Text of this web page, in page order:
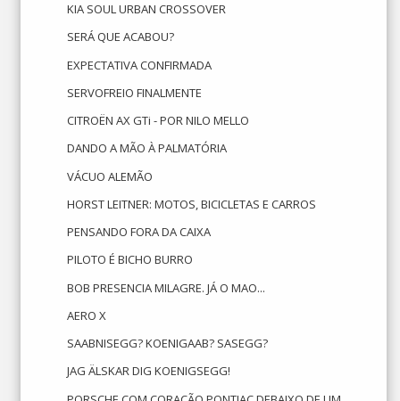
KIA SOUL URBAN CROSSOVER
SERÁ QUE ACABOU?
EXPECTATIVA CONFIRMADA
SERVOFREIO FINALMENTE
CITROËN AX GTi - POR NILO MELLO
DANDO A MÃO À PALMATÓRIA
VÁCUO ALEMÃO
HORST LEITNER: MOTOS, BICICLETAS E CARROS
PENSANDO FORA DA CAIXA
PILOTO É BICHO BURRO
BOB PRESENCIA MILAGRE. JÁ O MAO...
AERO X
SAABNISEGG? KOENIGAAB? SASEGG?
JAG ÄLSKAR DIG KOENIGSEGG!